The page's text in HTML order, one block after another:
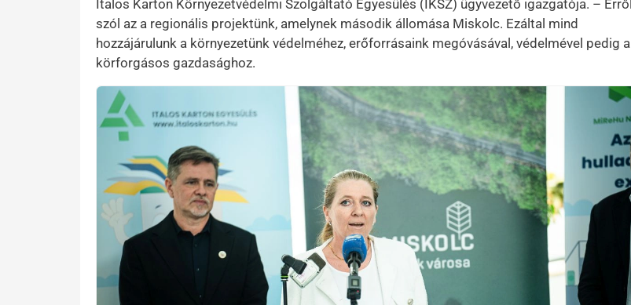
Italos Karton Környezetvédelmi Szolgáltató Egyesülés (IKSZ) ügyvezető igazgatója. – Erről
szól az a regionális projektünk, amelynek második állomása Miskolc. Ezáltal mind
hozzájárulunk a környezetünk védelméhez, erőforrásaink megóvásával, védelmével pedig a
körforgásos gazdasághoz.
Kép